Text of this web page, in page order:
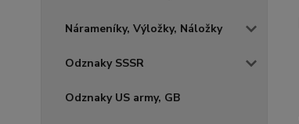
Nárameníky, Výložky, Náložky
Odznaky SSSR
Odznaky US army, GB